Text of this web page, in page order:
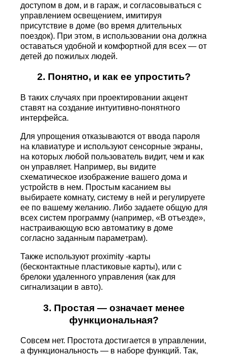
доступом в дом, и в гараж, и согласовываться с
управлением освещением, имитируя
присутствие в доме (во время длительных
поездок). При этом, в использовании она должна
оставаться удобной и комфортной для всех — от
детей до пожилых людей.
2. Понятно, и как ее упростить?
В таких случаях при проектировании акцент
ставят на создание интуитивно-понятного
интерфейса.
Для упрощения отказываются от ввода пароля
на клавиатуре и используют сенсорные экраны,
на которых любой пользователь видит, чем и как
он управляет. Например, вы видите
схематическое изображение вашего дома и
устройств в нем. Простым касанием вы
выбираете комнату, систему в ней и регулируете
ее по вашему желанию. Либо задаете общую для
всех систем программу (например, «В отъезде»,
настраивающую всю автоматику в доме
согласно заданным параметрам).
Также используют proximity -карты
(бесконтактные пластиковые карты), или с
брелоки удаленного управления (как для
сигнализации в авто).
3. Простая — означает менее
функциональная?
Совсем нет. Простота достигается в управлении,
а функциональность — в наборе функций. Так,